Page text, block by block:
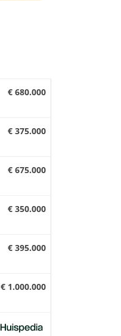
€ 680.000
€ 375.000
€ 675.000
€ 350.000
€ 395.000
€ 1.000.000